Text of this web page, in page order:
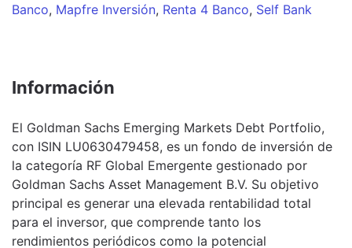
Banco, Mapfre Inversión, Renta 4 Banco, Self Bank
Información
El Goldman Sachs Emerging Markets Debt Portfolio,
con ISIN LU0630479458, es un fondo de inversión de
la categoría RF Global Emergente gestionado por
Goldman Sachs Asset Management B.V. Su objetivo
principal es generar una elevada rentabilidad total
para el inversor, que comprende tanto los
rendimientos periódicos como la potencial